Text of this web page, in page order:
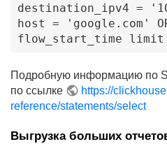
destination_ipv4 =
host = 'google.com'
flow_start_time limit
Подробную информацию по
по ссылке
https://
reference/statements/select
Выгрузка больших